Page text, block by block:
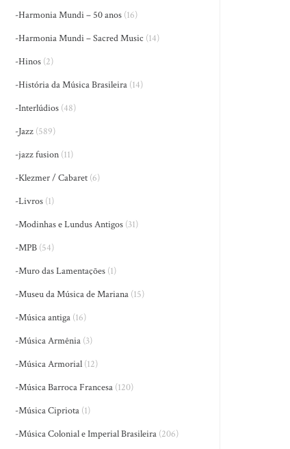
-Harmonia Mundi – 50 anos (16)
-Harmonia Mundi – Sacred Music (14)
-Hinos (2)
-História da Música Brasileira (14)
-Interlúdios (48)
-Jazz (589)
-jazz fusion (11)
-Klezmer / Cabaret (6)
-Livros (1)
-Modinhas e Lundus Antigos (31)
-MPB (54)
-Muro das Lamentações (1)
-Museu da Música de Mariana (15)
-Música antiga (16)
-Música Armênia (3)
-Música Armorial (12)
-Música Barroca Francesa (120)
-Música Cipriota (1)
-Música Colonial e Imperial Brasileira (206)